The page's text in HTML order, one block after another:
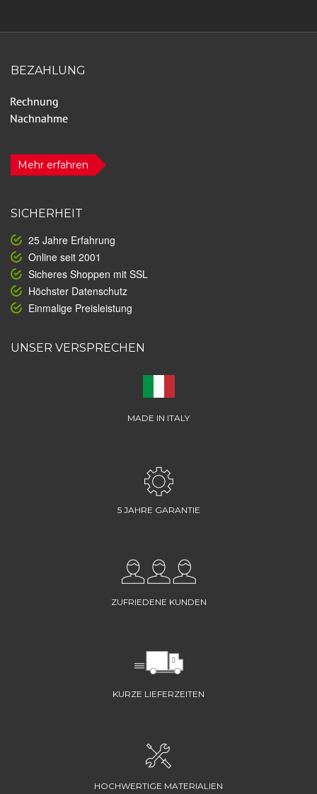
BEZAHLUNG
Mehr erfahren
SICHERHEIT
25 Jahre Erfahrung
Online seit 2001
Sicheres Shoppen mit SSL
Höchster Datenschutz
Einmalige Preisleistung
UNSER VERSPRECHEN
MADE IN ITALY
5 JAHRE GARANTIE
ZUFRIEDENE KUNDEN
KURZE LIEFERZEITEN
HOCHWERTIGE MATERIALIEN